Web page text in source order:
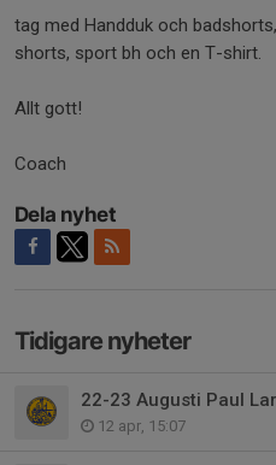
tag med Handduk och
shorts, sport bh och en T-shirt.
Allt gott!
Coach
Dela nyhet
Tidigare nyheter
22-23 Augusti Paul
12 apr, 15:07